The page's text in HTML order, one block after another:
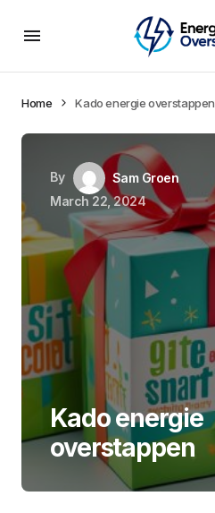
Home Kado energie overstappen
By
Sam Groen
March 22, 2024
Kado energie
overstappen